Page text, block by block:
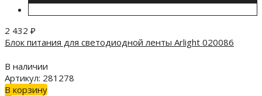
2 432 ₽
Блок питания для светодиодной ленты Arlight 020086
В наличии
Артикул: 281278
В корзину